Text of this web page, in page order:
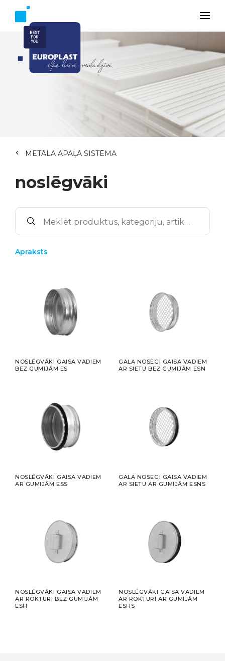
METĀLA APAĻĀ SISTĒMA
noslēgvāki
Apraksts
NOSLĒGVĀKI GAISA VADIEM
BEZ GUMIJĀM ES
GALA NOSEGI GAISA VADIEM
AR SIETU BEZ GUMIJĀM ESN
NOSLĒGVĀKI GAISA VADIEM
AR GUMIJĀM ESS
GALA NOSEGI GAISA VADIEM
AR SIETU AR GUMIJĀM ESNS
NOSLĒGVĀKI GAISA VADIEM
AR ROKTURI BEZ GUMIJĀM
ESH
NOSLĒGVĀKI GAISA VADIEM
AR ROKTURI AR GUMIJĀM
ESHS